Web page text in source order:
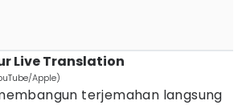
Live Translation
Apple)
terjemahan langsung